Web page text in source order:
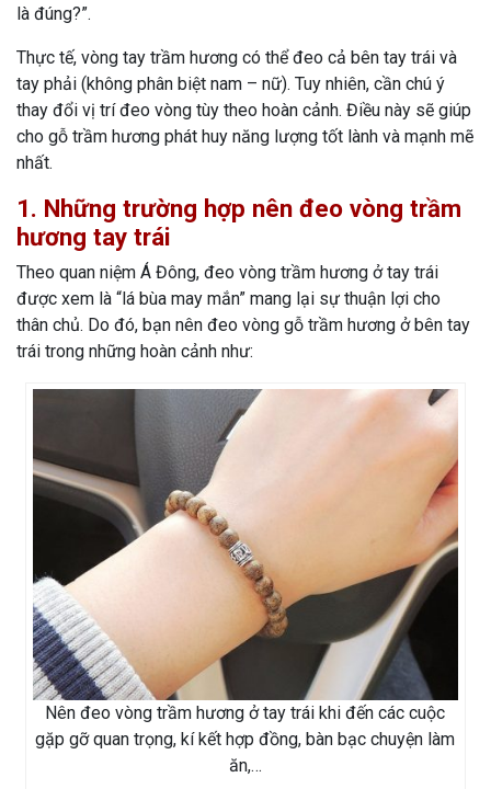
là đúng?”.
Thực tế, vòng tay trầm hương có thể đeo cả bên tay trái và
tay phải (không phân biệt nam – nữ). Tuy nhiên, cần chú ý
thay đổi vị trí đeo vòng tùy theo hoàn cảnh. Điều này sẽ giúp
cho gỗ trầm hương phát huy năng lượng tốt lành và mạnh mẽ
nhất.
1. Những trường hợp nên đeo vòng trầm
hương tay trái
Theo quan niệm Á Đông, đeo vòng trầm hương ở tay trái
được xem là “lá bùa may mắn” mang lại sự thuận lợi cho
thân chủ. Do đó, bạn nên đeo vòng gỗ trầm hương ở bên tay
trái trong những hoàn cảnh như:
Nên đeo vòng trầm hương ở tay trái khi đến các cuộc
gặp gỡ quan trọng, kí kết hợp đồng, bàn bạc chuyện làm
ăn,…